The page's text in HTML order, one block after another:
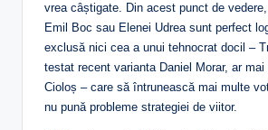
vrea câștigate. Din acest punct de
Emil Boc sau Elenei Udrea sunt perfect
exclusă nici cea a unui tehnocrat docil –
testat recent varianta Daniel Morar, ar
Cioloș – care să întrunească mai multe
nu pună probleme strategiei de viitor.